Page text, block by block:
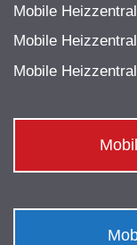
Mobile
Mobile
Mobile